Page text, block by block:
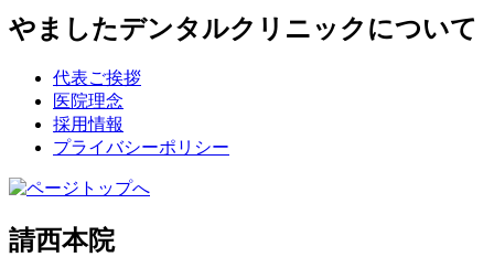
やましたデンタルクリニックについて
代表ご挨拶
医院理念
採用情報
プライバシーポリシー
請西本院